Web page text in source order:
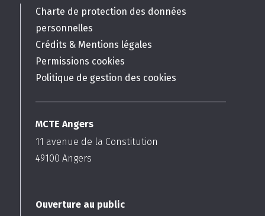
MCTE Angers
11 avenue de la Constitution
49100 Angers
Ouverture au public
Charte de protection des données
personnelles
Crédits & Mentions légales
Permissions cookies
Politique de gestion des cookies